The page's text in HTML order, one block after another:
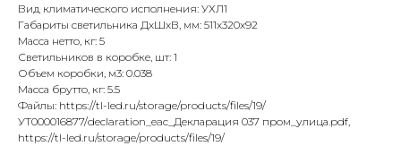
Вид климатического исполнения: УХЛ1
Габариты светильника ДхШхВ, мм: 511х320х92
Масса нетто, кг: 5
Светильников в коробке, шт: 1
Объем коробки, м3: 0.038
Масса брутто, кг: 5.5
Файлы: https://tl-led.ru/storage/products/files/19/
УТ000016877/declaration_eac_Декларация 037 пром_улица.pdf,
https://tl-led.ru/storage/products/files/19/